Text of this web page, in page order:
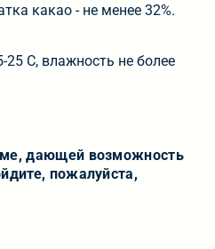
какао - не менее 32%.
C, влажность не более
дающей возможность
пожалуйста,